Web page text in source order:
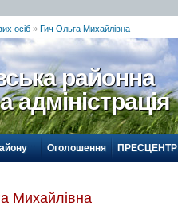
осіб » Гич Ольга Михайлівна
районна
адміністрація
Оголошення ПРЕСЦЕНТР
Михайлівна